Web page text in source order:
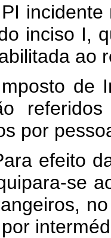
do inciso I,
ao
de
por
efeito
se